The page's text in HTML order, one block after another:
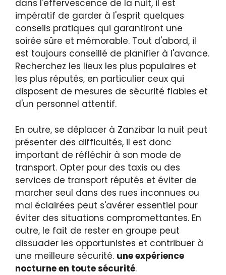
dans l'effervescence de la nuit, il est
impératif de garder à l'esprit quelques
conseils pratiques qui garantiront une
soirée sûre et mémorable. Tout d'abord, il
est toujours conseillé de planifier à l'avance.
Recherchez les lieux les plus populaires et
les plus réputés, en particulier ceux qui
disposent de mesures de sécurité fiables et
d'un personnel attentif.
En outre, se déplacer à Zanzibar la nuit peut
présenter des difficultés, il est donc
important de réfléchir à son mode de
transport. Opter pour des taxis ou des
services de transport réputés et éviter de
marcher seul dans des rues inconnues ou
mal éclairées peut s'avérer essentiel pour
éviter des situations compromettantes. En
outre, le fait de rester en groupe peut
dissuader les opportunistes et contribuer à
une meilleure sécurité. une expérience
nocturne en toute sécurité.